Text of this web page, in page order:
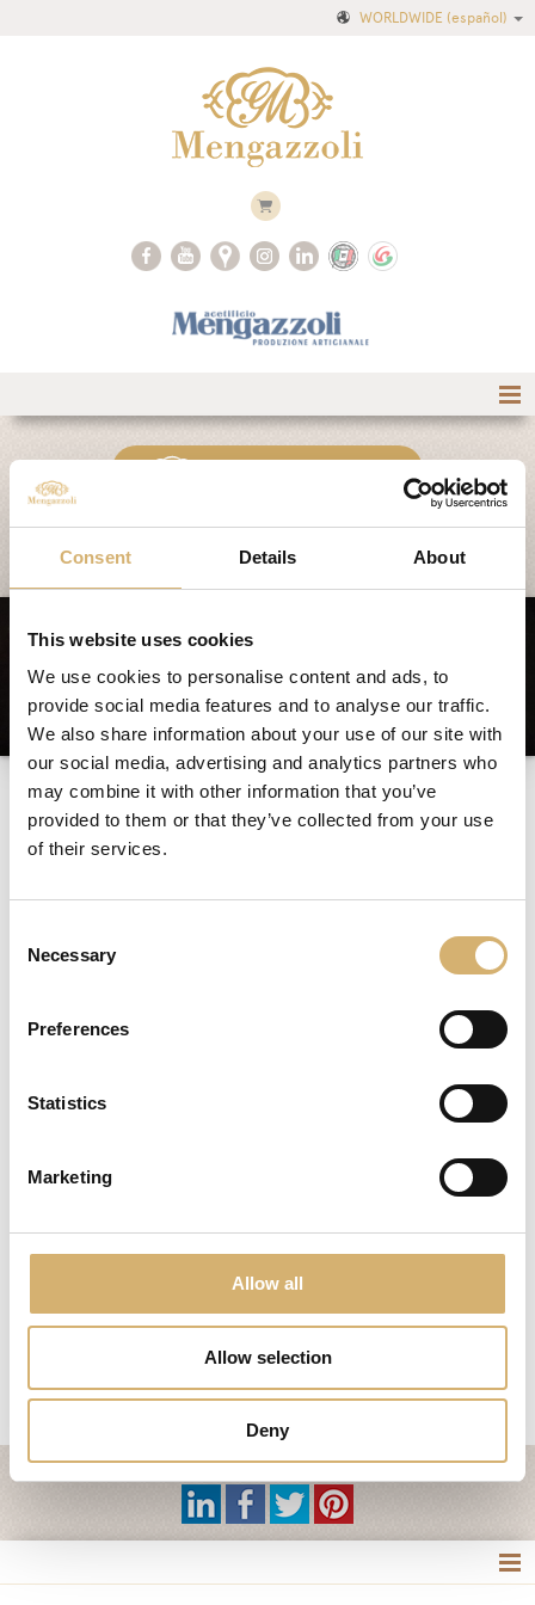
Consent Details About
This website uses cookies
We use cookies to personalise content and ads, to
provide social media features and to analyse our traffic.
We also share information about your use of our site with
our social media, advertising and analytics partners who
may combine it with other information that you’ve
provided to them or that they’ve collected from your use
of their services.
Selection
Necessary
Preferences
Statistics
Marketing
Allow all
Allow selection
Deny
WORLDWIDE (español)
COLLEZIONE ARIA
Remolachas y manzanas
agridulces
500 g de remolacha fresca - o cocida y envasada
2 manzanas verdes
2 cucharadas de azúcar
sal y pimienta
Llevar a ebullición. Retirar del fuego. Corta finamente las
jarabe. Lave bien las manzanas y retire el núcleo, cortar
en rodajas en la dirección horizontal y colóquelos en un
plato. Cubra las rodajas de manzana con la mezcla de
successivo:Bacalao con corteza de naranja y sultanas confitada